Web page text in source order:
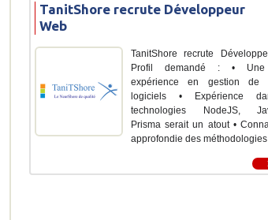
TanitShore recrute Développeur
Web
TanitShore recrute
Profil demandé : • Une
expérience en gestion de
logiciels • Expérience
technologies NodeJS,
Prisma serait un atout •
approfondie des méthodologies